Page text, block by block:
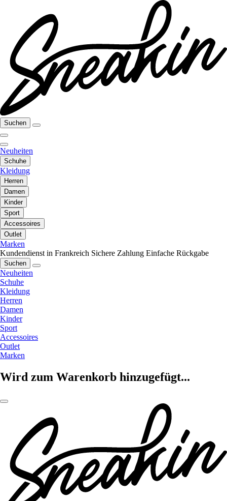
Suchen
Neuheiten
Schuhe
Kleidung
Herren
Damen
Kinder
Sport
Accessoires
Outlet
Marken
Kundendienst in Frankreich Sichere Zahlung Einfache Rückgabe
Suchen
Neuheiten
Schuhe
Kleidung
Herren
Damen
Kinder
Sport
Accessoires
Outlet
Marken
Wird zum Warenkorb hinzugefügt...